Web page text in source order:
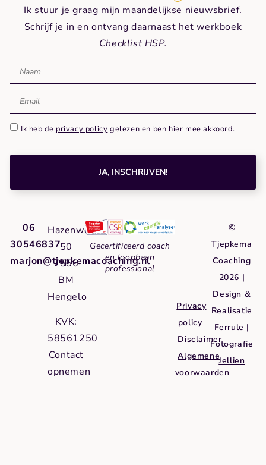
Ik stuur je graag mijn maandelijkse nieuwsbrief.
Schrijf je in en ontvang daarnaast het werkboek
Checklist HSP.
Ik heb de privacy policy gelezen en ben hier mee akkoord.
JA, INSCHRIJVEN!
06
30546837
marjon@tjepkemacoaching.nl
Hazenweg
50
7556
BM
Hengelo
KVK:
58561250
Contact
opnemen
Gecertificeerd coach
en loopbaan
professional
Privacy
policy
Disclaimer
Algemene
voorwaarden
©
Tjepkema
Coaching
2026 |
Design &
Realisatie
Ferrule |
Fotografie
Jellien